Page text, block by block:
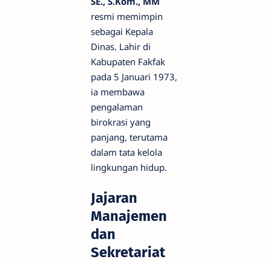
resmi memimpin
sebagai Kepala
Dinas. Lahir di
Kabupaten Fakfak
pada 5 Januari 1973,
ia membawa
pengalaman
birokrasi yang
panjang, terutama
dalam tata kelola
lingkungan hidup.
Jajaran
Manajemen
dan
Sekretariat